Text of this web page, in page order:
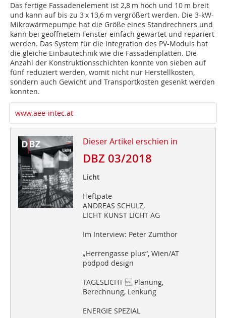
Das fertige Fassadenelement ist 2,8 m hoch und 10 m breit
und kann auf bis zu 3 x 13,6 m vergrößert werden. Die 3-kW-
Mikrowärmepumpe hat die Größe eines Standrechners und
kann bei geöffnetem Fenster einfach gewartet und repariert
werden. Das System für die Integration des PV-Moduls hat
die gleiche Einbautechnik wie die Fassadenplatten. Die
Anzahl der Konstruktionsschichten konnte von sieben auf
fünf reduziert werden, womit nicht nur Herstellkosten,
sondern auch Gewicht und Transportkosten gesenkt werden
konnten.
www.aee-intec.at
Dieser Artikel erschien in
DBZ 03/2018
Licht
Heftpate
ANDREAS SCHULZ,
LICHT KUNST LICHT AG
Im Interview: Peter Zumthor
„Herrengasse plus“, Wien/AT
podpod design
TAGESLICHT  Planung,
Berechnung, Lenkung
ENERGIE SPEZIAL